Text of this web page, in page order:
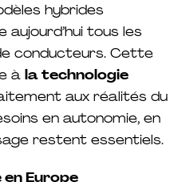
hybrides
aujourd’hui tous les
conducteurs. Cette
à la technologie
aux réalités du
en autonomie, en
restent essentiels.
Europe